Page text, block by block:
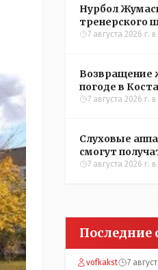
Нурбол
тренерского
Казахстана по
7 августа 2026 г. в
Возвращение
погоде в
7 августа 2026 г. в
Слуховые
смогут
инвалидности
7 августа 2026 г. в
Последние
vofkakst 7